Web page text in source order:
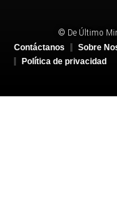
© De Último
Contáctanos
Sobre
Política de privacidad